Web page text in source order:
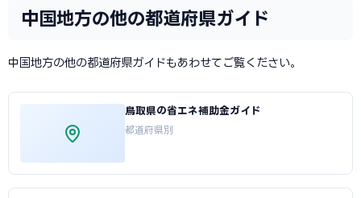
中国地方の他の都道府県ガイド
中国地方の他の都道府県ガイドもあわせてご覧ください。
鳥取県の省エネ補助金ガイド
都道府県別